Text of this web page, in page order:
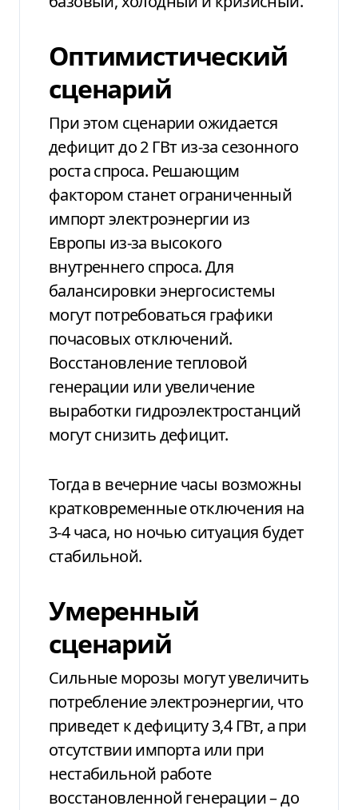
Оптимистический
сценарий
При этом сценарии ожидается
дефицит до 2 ГВт из-за сезонного
роста спроса. Решающим
фактором станет ограниченный
импорт электроэнергии из
Европы из-за высокого
внутреннего спроса. Для
балансировки энергосистемы
могут потребоваться графики
почасовых отключений.
Восстановление тепловой
генерации или увеличение
выработки гидроэлектростанций
могут снизить дефицит.
Тогда в вечерние часы возможны
кратковременные отключения на
3-4 часа, но ночью ситуация будет
стабильной.
Умеренный
сценарий
Сильные морозы могут увеличить
потребление электроэнергии, что
приведет к дефициту 3,4 ГВт, а при
отсутствии импорта или при
нестабильной работе
восстановленной генерации – до